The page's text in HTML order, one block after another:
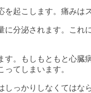
起こします。痛みは
分泌されます。こ
す。もしもともと心
てしまいます。
っかりしなくてはな